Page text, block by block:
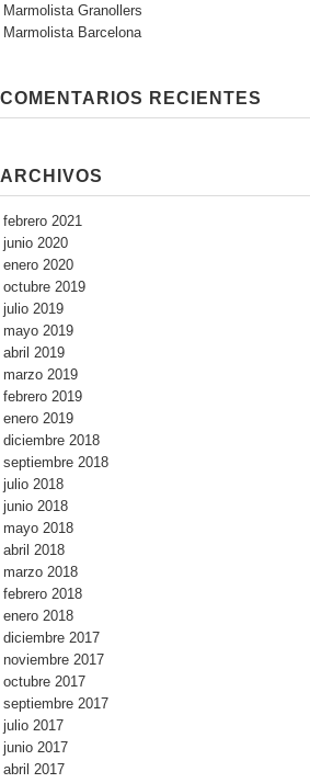
Marmolista Granollers
Marmolista Barcelona
COMENTARIOS RECIENTES
ARCHIVOS
febrero 2021
junio 2020
enero 2020
octubre 2019
julio 2019
mayo 2019
abril 2019
marzo 2019
febrero 2019
enero 2019
diciembre 2018
septiembre 2018
julio 2018
junio 2018
mayo 2018
abril 2018
marzo 2018
febrero 2018
enero 2018
diciembre 2017
noviembre 2017
octubre 2017
septiembre 2017
julio 2017
junio 2017
abril 2017